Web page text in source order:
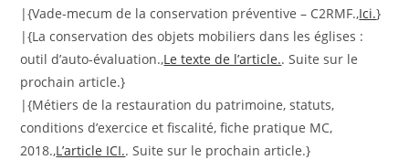
|{Vade-mecum de la conservation préventive – C2RMF.,Ici.}
|{La conservation des objets mobiliers dans les églises :
outil d’auto-évaluation.,Le texte de l’article.. Suite sur le
prochain article.}
|{Métiers de la restauration du patrimoine, statuts,
conditions d’exercice et fiscalité, fiche pratique MC,
2018.,L’article ICI.. Suite sur le prochain article.}